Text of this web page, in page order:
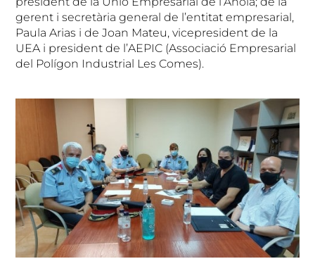
gerent i secretària general de l’entitat empresarial,
Paula Arias i de Joan Mateu, vicepresident de la
UEA i president de l’AEPIC (Associació Empresarial
del Polígon Industrial Les Comes).